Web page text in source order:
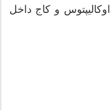
و کاج داخل